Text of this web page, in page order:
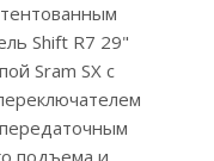
Shift R7 29"
Sram SX с
подъема и